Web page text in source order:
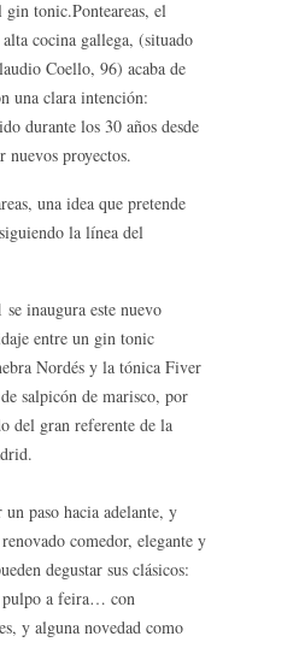
gin tonic.Ponteareas, el
cocina gallega, (situado
Coello, 96) acaba de
una clara intención:
durante los 30 años desde
nuevos proyectos.
una idea que pretende
la línea del
inaugura este nuevo
entre un gin tonic
Nordés y la tónica Fiver
salpicón de marisco, por
del gran referente de la
un paso hacia adelante, y
comedor, elegante y
degustar sus clásicos:
pulpo a feira… con
y alguna novedad como